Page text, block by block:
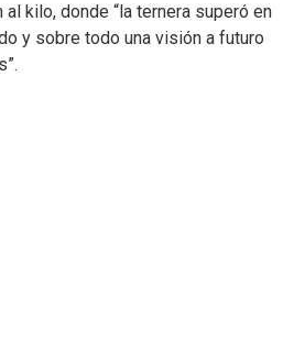
kilo, donde “la ternera superó en
y sobre todo una visión a futuro